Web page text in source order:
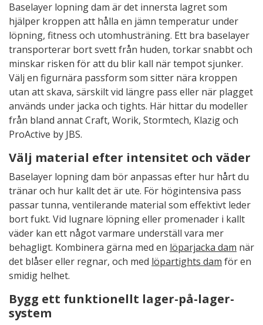
Baselayer lopning dam är det innersta lagret som
hjälper kroppen att hålla en jämn temperatur under
löpning, fitness och utomhusträning. Ett bra baselayer
transporterar bort svett från huden, torkar snabbt och
minskar risken för att du blir kall när tempot sjunker.
Välj en figurnära passform som sitter nära kroppen
utan att skava, särskilt vid längre pass eller när plagget
används under jacka och tights. Här hittar du modeller
från bland annat Craft, Worik, Stormtech, Klazig och
ProActive by JBS.
Välj material efter intensitet och väder
Baselayer lopning dam bör anpassas efter hur hårt du
tränar och hur kallt det är ute. För högintensiva pass
passar tunna, ventilerande material som effektivt leder
bort fukt. Vid lugnare löpning eller promenader i kallt
väder kan ett något varmare underställ vara mer
behagligt. Kombinera gärna med en löparjacka dam när
det blåser eller regnar, och med löpartights dam för en
smidig helhet.
Bygg ett funktionellt lager-på-lager-
system